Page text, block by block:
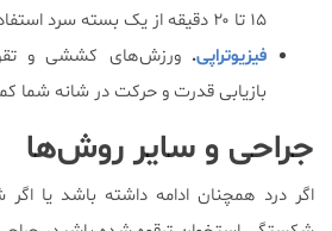
۱۵ تا ۲۰ دقیقه از یک بسته سرد استفاده کنید.
فیزیوتراپی.ورزش‌های کششی و
بازیابی قدرت و حرکت در شانه شما
جراحی و سایر روش‌ها
اگر درد همچنان ادامه داشته باشد یا